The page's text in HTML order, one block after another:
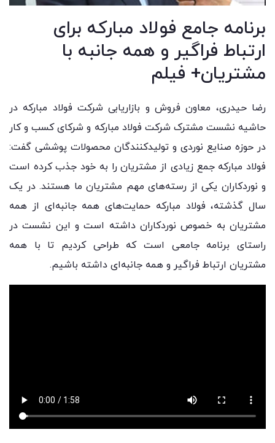
برنامه جامع فولاد مبارکه برای
ارتباط فراگیر و همه جانبه با
مشتریان+ فیلم
رضا حیدری، معاون فروش و بازاریابی شرکت فولاد مبارکه در
حاشیه نشست مشترک شرکت فولاد مبارکه و شرکای کسب و کار
در حوزه صنایع نوردی و تولیدکنندگان محصولات پوششی گفت:
فولاد مبارکه جمع زیادی از مشتریان را به خود جذب کرده است
و نوردکاران یکی از رسته‌های مهم مشتریان ما هستند. در یک
سال گذشته، فولاد مبارکه حمایت‌های همه جانبه‌ای از همه
مشتریان به خصوص نوردکاران داشته است و این نشست در
راستای برنامه جامعی‌ است که طراحی کردیم تا با همه
مشتریان ارتباط فراگیر و همه جانبه‌ای داشته باشیم.